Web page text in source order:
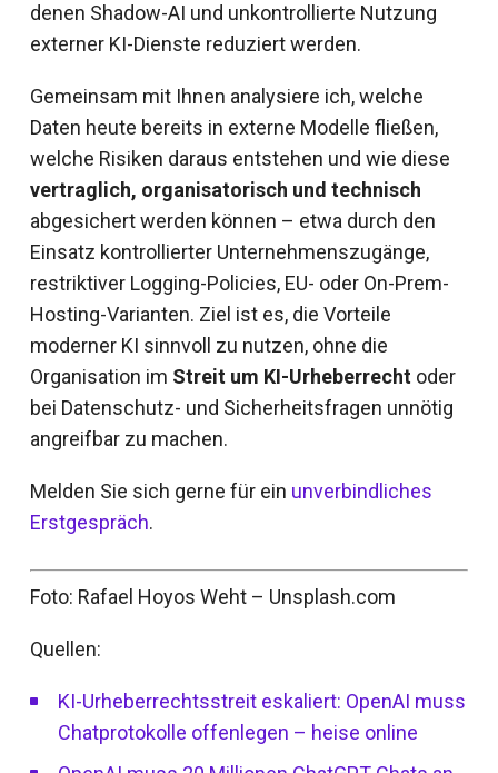
denen Shadow-AI und unkontrollierte Nutzung
externer KI-Dienste reduziert werden.
Gemeinsam mit Ihnen analysiere ich, welche
Daten heute bereits in externe Modelle fließen,
welche Risiken daraus entstehen und wie diese
vertraglich, organisatorisch und technisch
abgesichert werden können – etwa durch den
Einsatz kontrollierter Unternehmenszugänge,
restriktiver Logging-Policies, EU- oder On-Prem-
Hosting-Varianten. Ziel ist es, die Vorteile
moderner KI sinnvoll zu nutzen, ohne die
Organisation im Streit um KI-Urheberrechtoder
bei Datenschutz- und Sicherheitsfragen unnötig
angreifbar zu machen.
Melden Sie sich gerne für ein unverbindliches
Erstgespräch.
Foto: Rafael Hoyos Weht – Unsplash.com
Quellen:
KI-Urheberrechtsstreit eskaliert: OpenAI muss
Chatprotokolle offenlegen – heise online